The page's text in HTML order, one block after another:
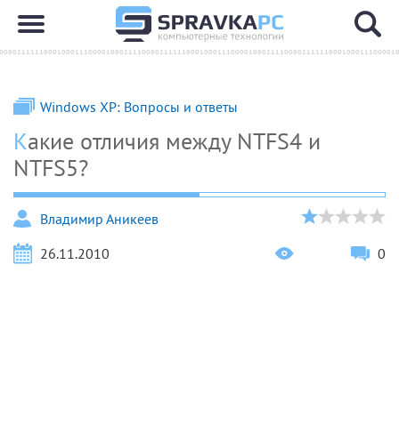
Windows XP: Вопросы и ответы
Какие отличия между NTFS4 и
NTFS5?
Владимир Аникеев
26.11.2010
0